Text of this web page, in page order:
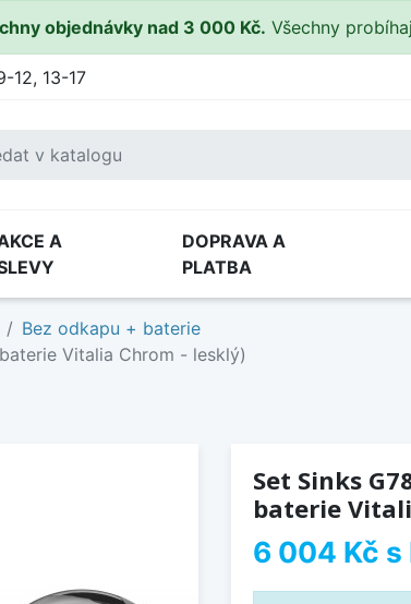
objednávky nad 3 000 Kč. Všechny
12, 13-17
A
DOPRAVA A
PLATBA
Bez odkapu + baterie
Vitalia Chrom - lesklý)
Set Sinks
baterie
6 004 Kč s